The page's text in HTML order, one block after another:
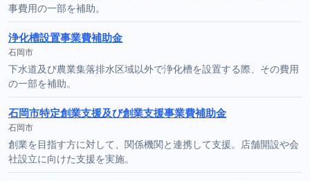
事費用の一部を補助。
浄化槽設置事業費補助金
石岡市
下水道及び農業集落排水区域以外で浄化槽を設置する際、その費用
の一部を補助。
石岡市特定創業支援及び創業支援事業費補助金
石岡市
創業を目指す方に対して、関係機関と連携して支援。店舗開設や会
社設立に向けた支援を実施。